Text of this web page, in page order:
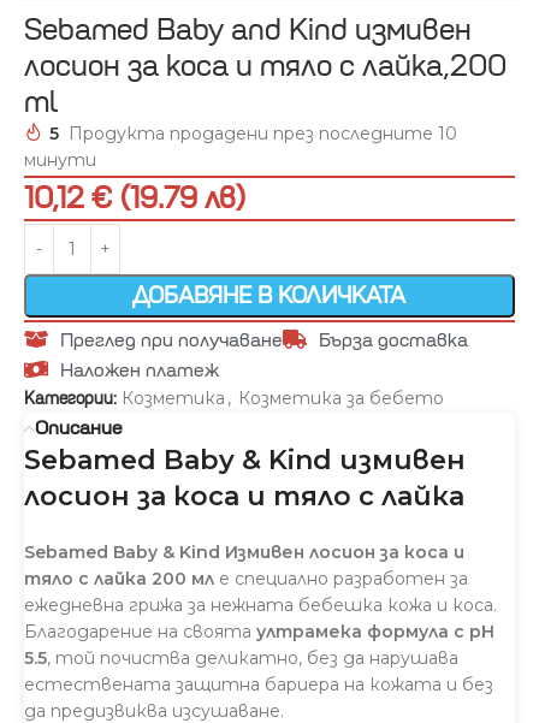
Sebamed Baby and Kind измивен
лосион за коса и тяло с лайка,200
ml
5 Продукта продадени през последните 10
минути
10,12 € (19.79 лв)
ДОБАВЯНЕ В КОЛИЧКАТА
Преглед при получаване
Бърза доставка
Наложен платеж
Категории: Козметика , Козметика за бебето
Описание
Sebamed Baby & Kind измивен
лосион за коса и тяло с лайка
Sebamed Baby & Kind Измивен лосион за коса и
тяло с лайка 200 мл е специално разработен за
ежедневна грижа за нежната бебешка кожа и коса.
Благодарение на своята ултрамека формула с pH
5.5, той почиства деликатно, без да нарушава
естествената защитна бариера на кожата и без
да предизвиква изсушаване.